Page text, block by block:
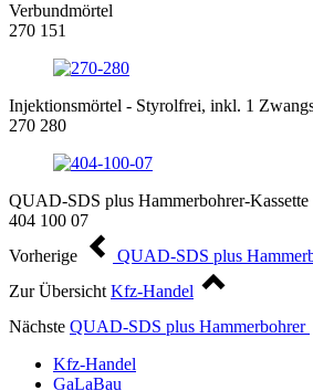
Verbundmörtel
270 151
Injektionsmörtel - Styrolfrei, inkl. 1
270 280
QUAD-SDS plus Hammerbohrer-
404 100 07
Vorherige
QUAD-SDS plus
Zur Übersicht Kfz-Handel
Nächste QUAD-SDS plus Hammerbohrer
Kfz-Handel
GaLaBau